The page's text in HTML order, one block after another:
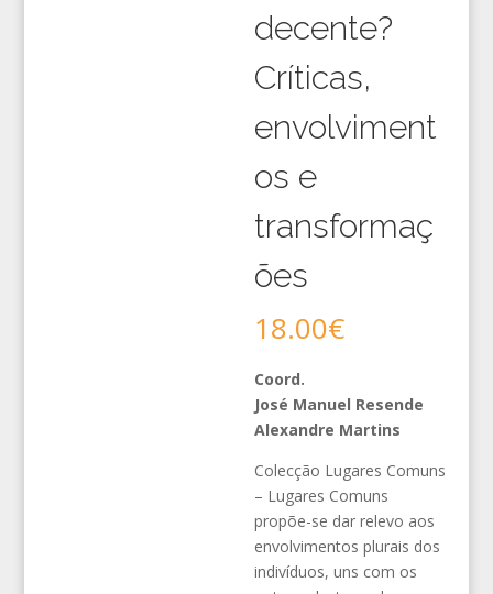
decente?
Críticas,
envolviment
os e
transformaç
ões
18.00€
Coord.
José Manuel Resende
Alexandre Martins
Colecção Lugares Comuns
– Lugares Comuns
propõe-se dar relevo aos
envolvimentos plurais dos
indivíduos, uns com os